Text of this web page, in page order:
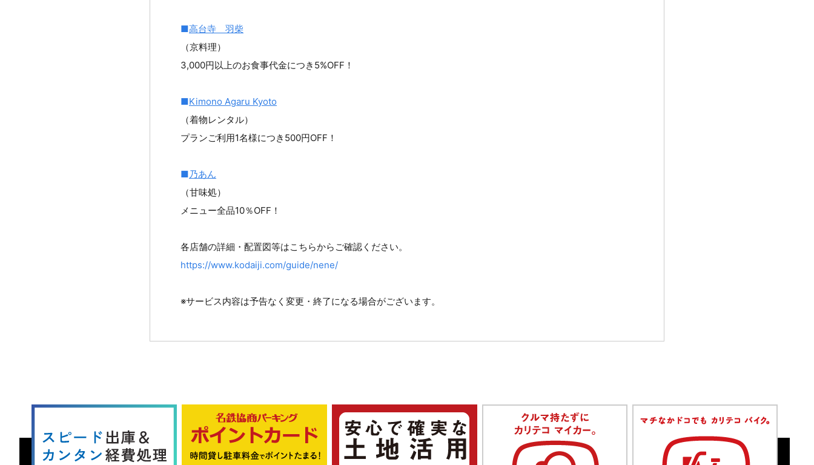
■高台寺 羽柴
（京料理）
3,000円以上のお食事代金につき5%OFF！
■Kimono Agaru Kyoto
（着物レンタル）
プランご利用1名様につき500円OFF！
■乃あん
（甘味処）
メニュー全品10％OFF！
各店舗の詳細・配置図等はこちらからご確認ください。
https://www.kodaiji.com/guide/nene/
※サービス内容は予告なく変更・終了になる場合がございます。